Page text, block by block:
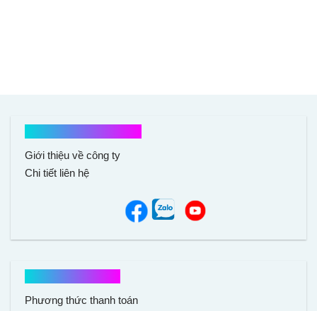
Giới thiệu về công ty
Chi tiết liên hệ
Phương thức thanh toán